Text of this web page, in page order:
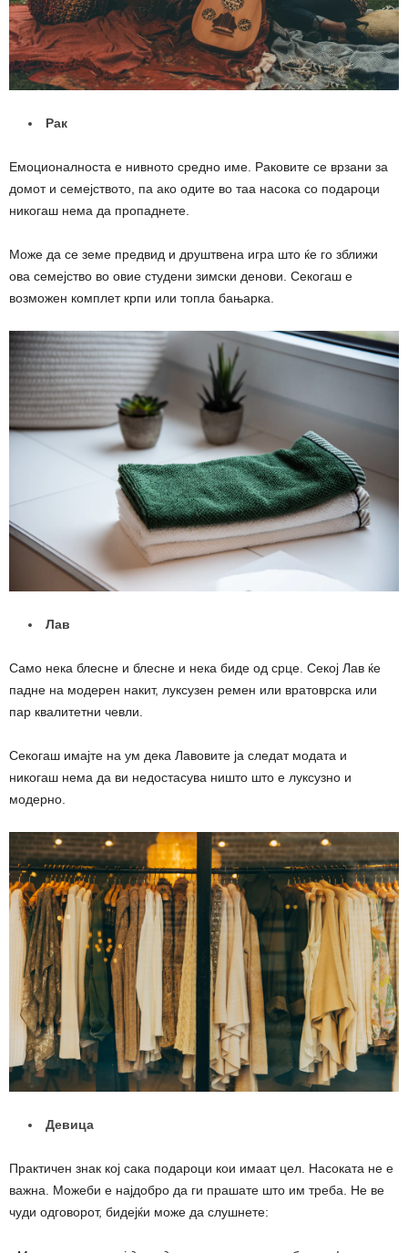
Рак
Емоционалноста е нивното средно име. Раковите се врзани за
домот и семејството, па ако одите во таа насока со подароци
никогаш нема да пропаднете.
Може да се земе предвид и друштвена игра што ќе го зближи
ова семејство во овие студени зимски денови. Секогаш е
возможен комплет крпи или топла бањарка.
Лав
Само нека блесне и блесне и нека биде од срце. Секој Лав ќе
падне на модерен накит, луксузен ремен или вратоврска или
пар квалитетни чевли.
Секогаш имајте на ум дека Лавовите ја следат модата и
никогаш нема да ви недостасува ништо што е луксузно и
модерно.
Девица
Практичен знак кој сака подароци кои имаат цел. Насоката не е
важна. Можеби е најдобро да ги прашате што им треба. Не ве
чуди одговорот, бидејќи може да слушнете: